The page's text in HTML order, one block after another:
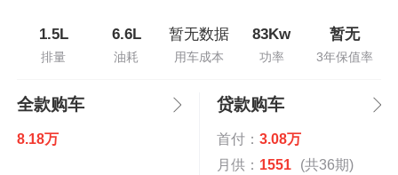
1.5L
排量
6.6L
油耗
暂无数据
用车成本
83Kw
功率
暂无
3年保值率
全款购车
8.18万
贷款购车
首付： 3.08万
月供： 1551 (共36期)